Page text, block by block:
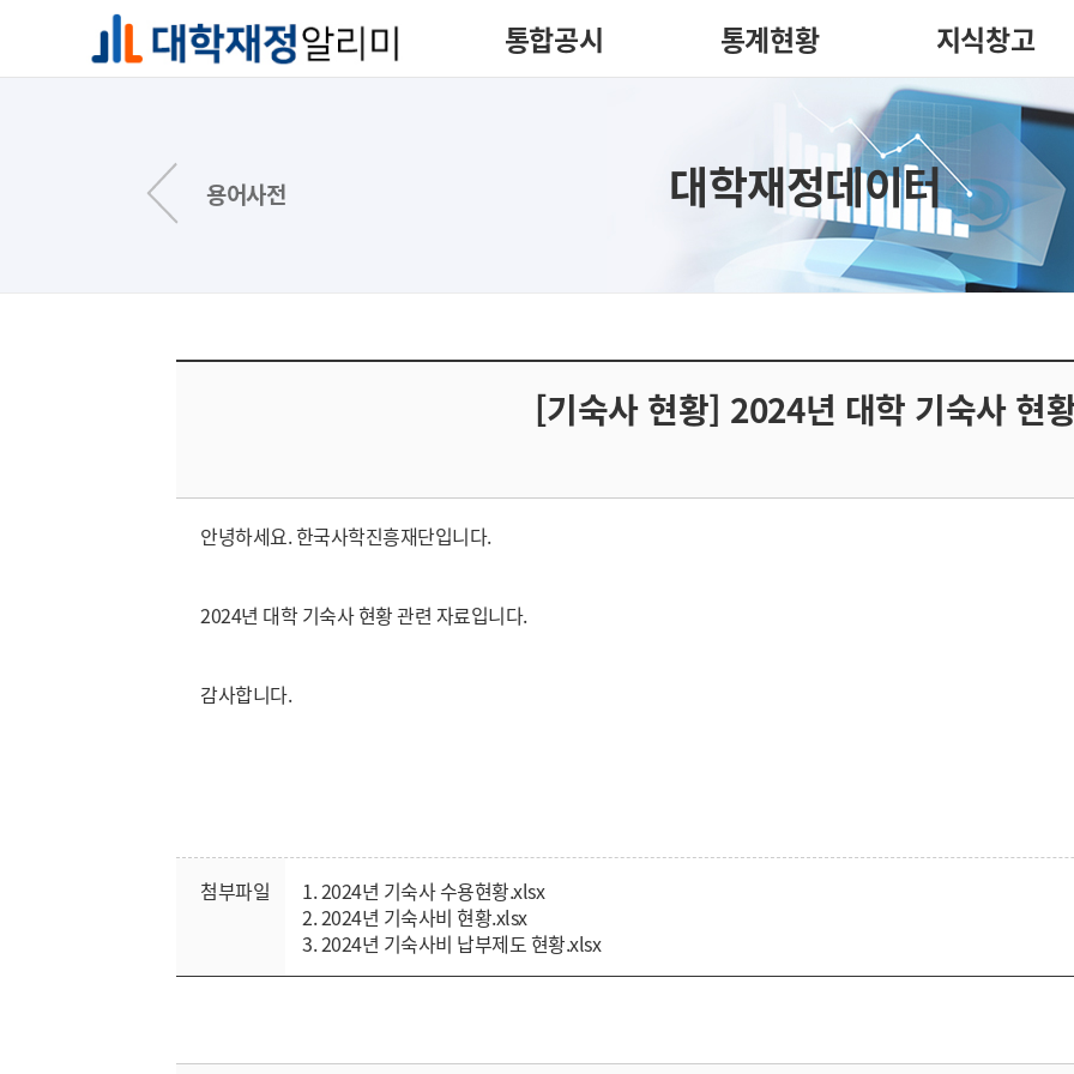
통합공시 통계현황 지식창고
용어사전 대학재정데이터
[기숙사 현황] 2024년 대학 기숙사 현
안녕하세요. 한국사학진흥재단입니다.
2024년 대학 기숙사 현황 관련 자료입니다.
감사합니다.
첨부파일
1. 2024년 기숙사 수용현황.xlsx
2. 2024년 기숙사비 현황.xlsx
3. 2024년 기숙사비 납부제도 현황.xlsx